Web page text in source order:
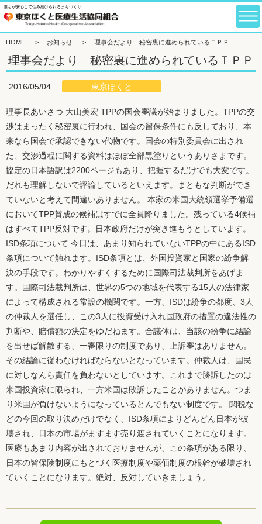
誰もが安心して住み続けられるまちづくり
HOME > お知らせ > 理事会だより 秘密裏に進められているＴＰＰ
理事会だより 秘密裏に進められているＴＰＰ
2016/05/04 東京ほくと
理事長あいさつ 大山美宏 TPPの国会審議が始まりました。TPPの交
渉はまったく秘密裏に行われ、国会の留保条件にも反しており、本
来なら国会で承認できない代物です。国会の特別委員会に出され
た、交渉過程に関する資料はほぼ全部黒塗りというありさまです。
協定の日本語訳は2200ページもあり、把握するだけでも大変です。
だれも理解しないで評論しているといえます。まともな判断ができ
ていないと考えて間違いありません。 本家の米国大統領選挙予備選
においてTPP賛成の候補はすでに全員降りました。残っている4候補
はすべてTPP反対です。日本政府だけが突き進もうとしています。
ISD条項について 今日は、あまり知られていないTPPの中にあるISD
条項について触れます。ISD条項とは、外国投資家と国家の紛争解
決の手段です。わかりやすくするために国際司法裁判所をあげま
す。国際司法裁判所は、世界の5つの地域を代表する15人の法律家
によって構成される常設の機関です。一方、ISDは紛争の都度、3人
の仲裁人を選任し、この3人に投資受け入れ国政府の措置の違法性の
判断や、賠償額の決定をゆだねます。合議体は、当該の紛争に結論
を出せば解散する、一審限りの制度であり、上訴審はありません。
その結論に従わなければならないとなっています。仲裁人は、国民
に対しなんら責任を負わないとしています。これまで勝訴したのは
米国投資家に限られ、一方米国は敗訴したことがありません。つま
り米国が負けないようになっているとんでもない制度です。 関税な
どの今回の取り決めだけでなく、ISD条項によりどんどん日本が破
壊され、日本の市場がますます売り渡されていくことになります。
医療もあまり内容が出されておりませんが、この条項がある限り、
日本の皆保険制度にもとづく医療制度や薬価制度の根幹が破壊され
ていくことになります。絶対、反対していきましょう。